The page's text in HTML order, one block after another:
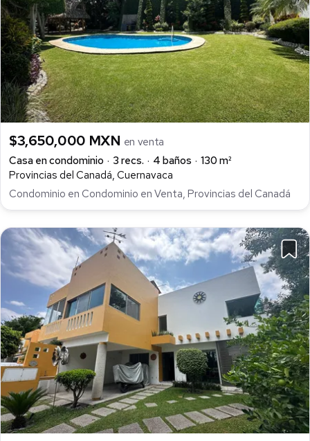
$3,650,000 MXN en venta
Casa en condominio
3 recs. 4 baños
130 m²
Provincias del Canadá, Cuernavaca
Condominio en Condominio en Venta, Provincias del Canadá